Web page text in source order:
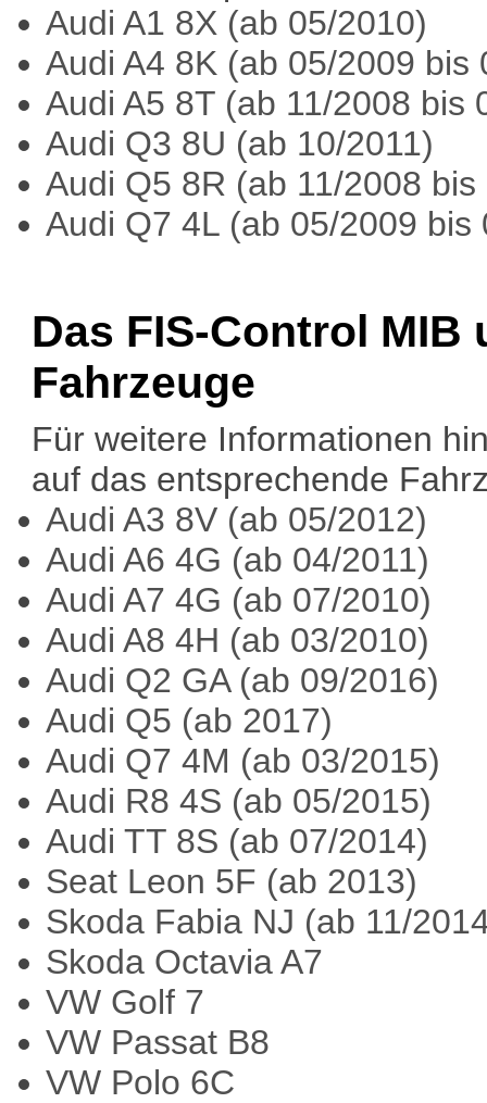
Audi A1 8X (ab 05/2010)
Audi A4 8K (ab 05/2009 bis
Audi A5 8T (ab 11/2008 bis
Audi Q3 8U (ab 10/2011)
Audi Q5 8R (ab 11/2008 bis
Audi Q7 4L (ab 05/2009 bis
Das FIS-Control
Fahrzeuge
Für weitere Informationen
auf das entsprechende
Audi A3 8V (ab 05/2012)
Audi A6 4G (ab 04/2011)
Audi A7 4G (ab 07/2010)
Audi A8 4H (ab 03/2010)
Audi Q2 GA (ab 09/2016)
Audi Q5 (ab 2017)
Audi Q7 4M (ab 03/2015)
Audi R8 4S (ab 05/2015)
Audi TT 8S (ab 07/2014)
Seat Leon 5F (ab 2013)
Skoda Fabia NJ (ab 11/
Skoda Octavia A7
VW Golf 7
VW Passat B8
VW Polo 6C